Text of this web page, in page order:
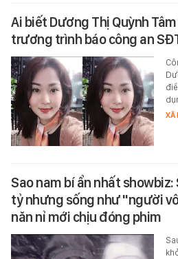
Ai biết Dương Thị Quỳnh
trương trình báo công an
XÃ
Sao nam bí ẩn nhất
tỷ nhưng sống như "người
năn nỉ mới chịu đóng phim